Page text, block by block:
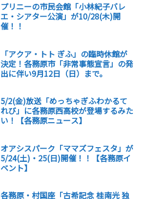
プリニーの市民会館「小林紀子バレ
エ・シアター公演」が10/28(木)開
催！！
「アクア・トト ぎふ」の臨時休館が
決定！各務原市「非常事態宣言」の発
出に伴い9月12日（日）まで。
5/2(金)放送「めっちゃぎふわかるて
れび」に各務原西高校が登場するみた
い！【各務原ニュース】
オアシスパーク「ママズフェスタ」が
5/24(土)・25(日)開催！！【各務原イ
ベント】
各務原・村国座「古希記念 桂南光 独